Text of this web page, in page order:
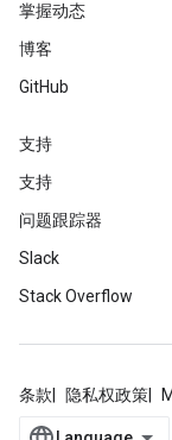
掌握动态
博客
GitHub
支持
支持
问题跟踪器
Slack
Stack Overflow
条款 隐私权政策